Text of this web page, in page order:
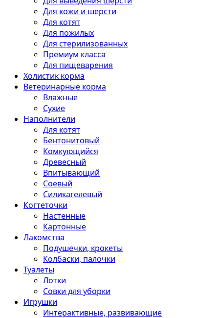
Для кожи и шерсти
Для котят
Для пожилых
Для стерилизованных
Премиум класса
Для пищеварения
Холистик корма
Ветеринарные корма
Влажные
Сухие
Наполнители
Для котят
Бентонитовый
Комкующийся
Древесный
Впитывающий
Соевый
Силикагелевый
Когтеточки
Настенные
Картонные
Лакомства
Подушечки, крокеты
Колбаски, палочки
Туалеты
Лотки
Совки для уборки
Игрушки
Интерактивные, развивающие